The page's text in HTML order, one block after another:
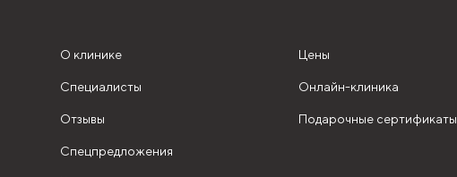
О клинике
Специалисты
Отзывы
Спецпредложения
Цены
Онлайн-клиника
Подарочные сертификаты